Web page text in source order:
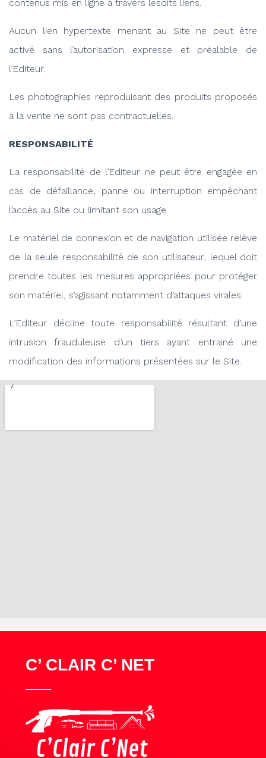
contenus mis en ligne à travers lesdits liens.
Aucun lien hypertexte menant au Site ne peut être
activé sans l’autorisation expresse et préalable de
l’Editeur.
Les photographies reproduisant des produits proposés
à la vente ne sont pas contractuelles.
RESPONSABILITÉ
La responsabilité de l’Editeur ne peut être engagée en
cas de défaillance, panne ou interruption empêchant
l’accès au Site ou limitant son usage.
Le matériel de connexion et de navigation utilisée relève
de la seule responsabilité de son utilisateur, lequel doit
prendre toutes les mesures appropriées pour protéger
son matériel, s’agissant notamment d’attaques virales.
L’Editeur décline toute responsabilité résultant d’une
intrusion frauduleuse d’un tiers ayant entrainé une
modification des informations présentées sur le Site.
C’ CLAIR C’ NET